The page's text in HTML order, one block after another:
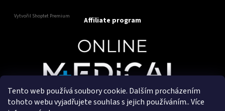
Tento web používá soubory cookie. Dalším procházením
tohoto webu vyjadřujete souhlas s jejich používáním.. Více
Vytvořil Shoptet Premium Affiliate program
Copyright 2025OnlineMedical.cz. Všechna práva